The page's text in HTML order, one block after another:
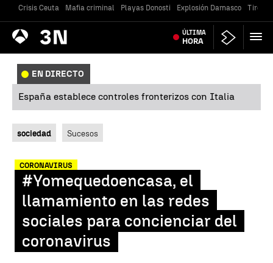
Crisis Ceuta Mafia criminal Playas Donosti Explosión Damasco Tiroteo
Antena
3 Noticias ÚLTIMA
HORA
EN DIRECTO
España establece controles fronterizos con Italia
sociedad Sucesos
CORONAVIRUS
#Yomequedoencasa, el
llamamiento en las redes
sociales para concienciar del
coronavirus